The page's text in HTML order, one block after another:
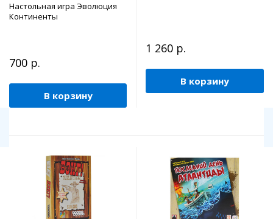
Настольная игра Эволюция
Континенты
700 р.
В корзину
1 260 р.
В корзину